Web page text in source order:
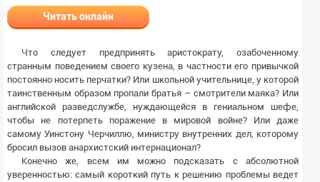
Читать онлайн
Что следует предпринять аристократу, озабоченному
странным поведением своего кузена, в частности его привычкой
постоянно носить перчатки? Или школьной учительнице, у которой
таинственным образом пропали братья – смотрители маяка? Или
английской разведслужбе, нуждающейся в гениальном шефе,
чтобы не потерпеть поражение в мировой войне? Или даже
самому Уинстону Черчиллю, министру внутренних дел, которому
бросил вызов анархистский интернационал?
Конечно же, всем им можно подсказать с абсолютной
уверенностью: самый короткий путь к решению проблемы ведет